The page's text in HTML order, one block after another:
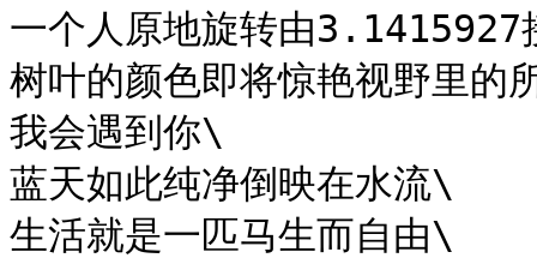
一个人原地旋转由
树叶的颜色即将惊艳视野里的
我会遇到你\
蓝天如此纯净倒映在水流\
生活就是一匹马生而自由\